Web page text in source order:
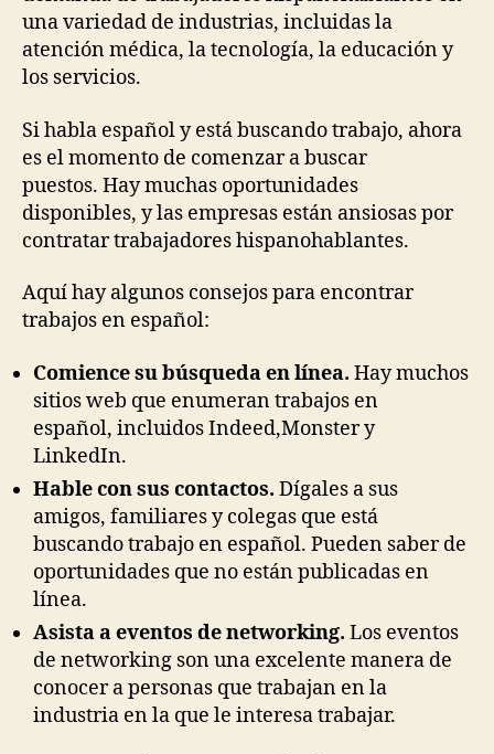
una variedad de industrias, incluidas la
atención médica, la tecnología, la educación y
los servicios.
Si habla español y está buscando trabajo, ahora
es el momento de comenzar a buscar
puestos. Hay muchas oportunidades
disponibles, y las empresas están ansiosas por
contratar trabajadores hispanohablantes.
Aquí hay algunos consejos para encontrar
trabajos en español:
Comience su búsqueda en línea. Hay muchos
sitios web que enumeran trabajos en
español, incluidos Indeed,Monster y
LinkedIn.
Hable con sus contactos. Dígales a sus
amigos, familiares y colegas que está
buscando trabajo en español. Pueden saber de
oportunidades que no están publicadas en
línea.
Asista a eventos de networking. Los eventos
de networking son una excelente manera de
conocer a personas que trabajan en la
industria en la que le interesa trabajar.